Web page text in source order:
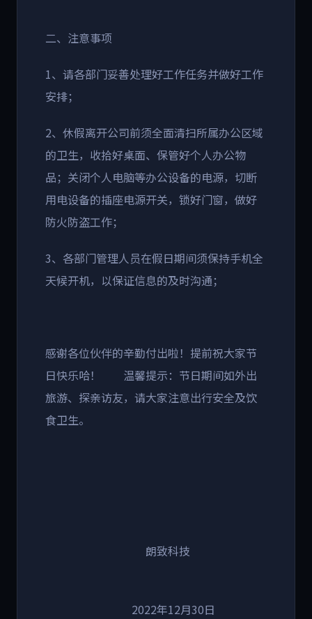
二、注意事项
1、请各部门妥善处理好工作任务并做好工作
安排；
2、休假离开公司前须全面清扫所属办公区域
的卫生，收拾好桌面、保管好个人办公物
品；关闭个人电脑等办公设备的电源，切断
用电设备的插座电源开关，锁好门窗，做好
防火防盗工作；
3、各部门管理人员在假日期间须保持手机全
天候开机，以保证信息的及时沟通；
感谢各位伙伴的辛勤付出啦！提前祝大家节
日快乐哈！ 温馨提示：节日期间如外出
旅游、探亲访友，请大家注意出行安全及饮
食卫生。
朗致科技
2022年12月30日